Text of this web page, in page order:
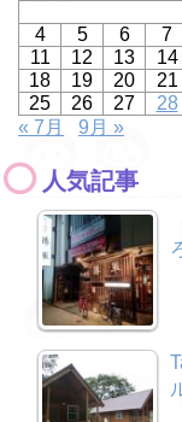
4
5 6 7
11
12 13 14
18
19 20 21
25
26 27 28
« 7月
9月 »
人気記事